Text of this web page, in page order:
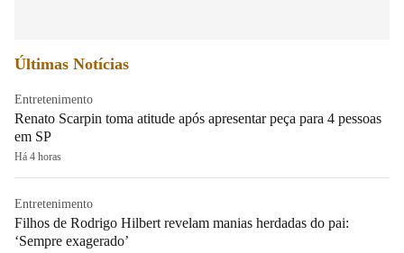
Últimas Notícias
Entretenimento
Renato Scarpin toma atitude após apresentar peça para 4 pessoas
em SP
Há 4 horas
Entretenimento
Filhos de Rodrigo Hilbert revelam manias herdadas do pai:
‘Sempre exagerado’